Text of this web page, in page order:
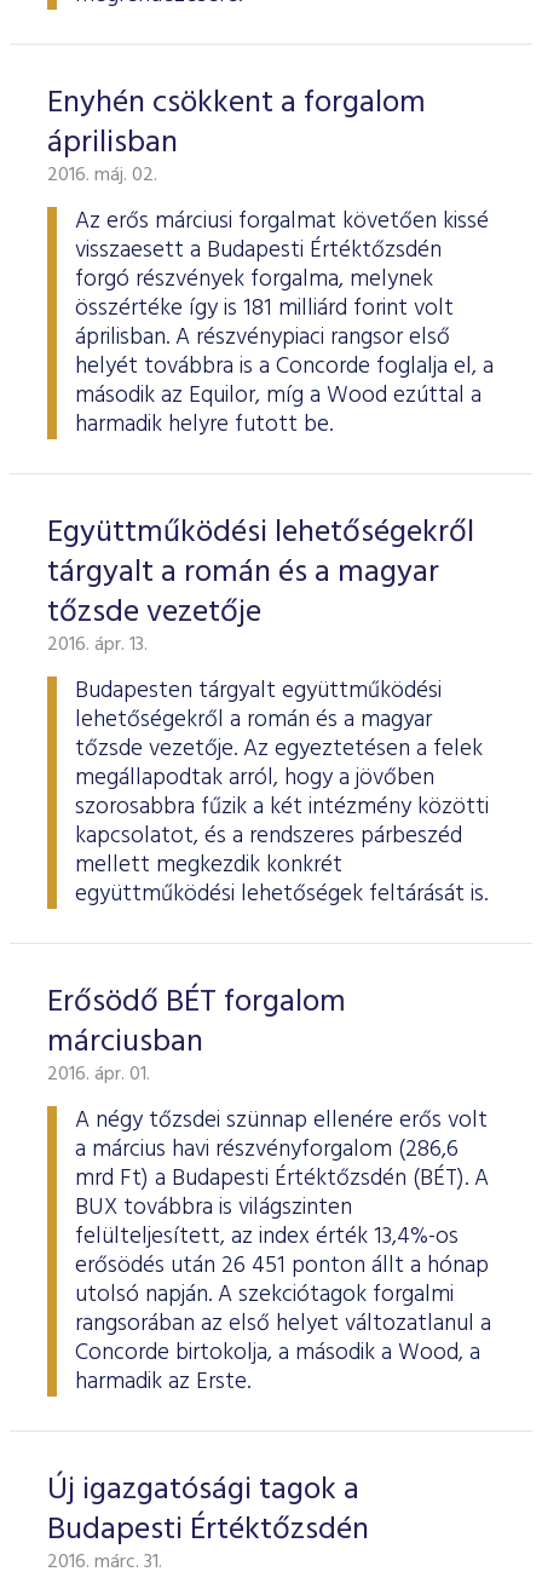
Enyhén csökkent a forgalom
áprilisban
2016. máj. 02.
Az erős márciusi forgalmat követően kissé
visszaesett a Budapesti Értéktőzsdén
forgó részvények forgalma, melynek
összértéke így is 181 milliárd forint volt
áprilisban. A részvénypiaci rangsor első
helyét továbbra is a Concorde foglalja el, a
második az Equilor, míg a Wood ezúttal a
harmadik helyre futott be.
Együttműködési lehetőségekről
tárgyalt a román és a magyar
tőzsde vezetője
2016. ápr. 13.
Budapesten tárgyalt együttműködési
lehetőségekről a román és a magyar
tőzsde vezetője. Az egyeztetésen a felek
megállapodtak arról, hogy a jövőben
szorosabbra fűzik a két intézmény közötti
kapcsolatot, és a rendszeres párbeszéd
mellett megkezdik konkrét
együttműködési lehetőségek feltárását is.
Erősödő BÉT forgalom
márciusban
2016. ápr. 01.
A négy tőzsdei szünnap ellenére erős volt
a március havi részvényforgalom (286,6
mrd Ft) a Budapesti Értéktőzsdén (BÉT). A
BUX továbbra is világszinten
felülteljesített, az index érték 13,4%-os
erősödés után 26 451 ponton állt a hónap
utolsó napján. A szekciótagok forgalmi
rangsorában az első helyet változatlanul a
Concorde birtokolja, a második a Wood, a
harmadik az Erste.
Új igazgatósági tagok a
Budapesti Értéktőzsdén
2016. márc. 31.